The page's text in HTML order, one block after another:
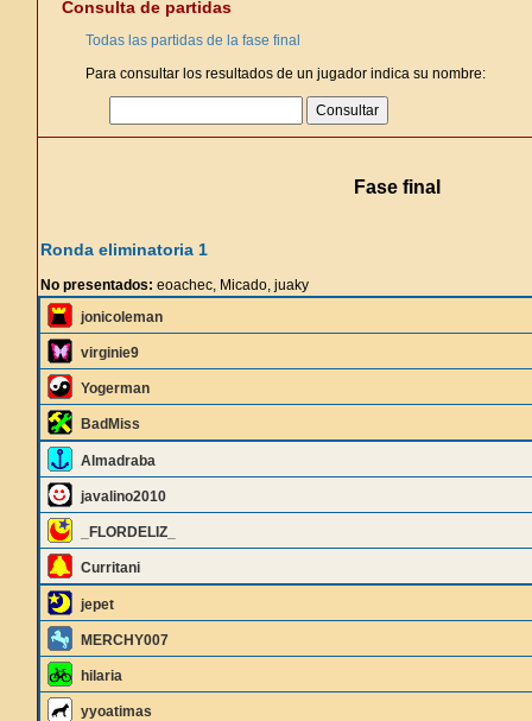
Consulta de partidas
Todas las partidas de la fase final
Para consultar los resultados de un jugador indica su nombre:
Fase final
Ronda eliminatoria 1
No presentados: eoachec, Micado, juaky
jonicoleman
virginie9
Yogerman
BadMiss
Almadraba
javalino2010
_FLORDELIZ_
Curritani
jepet
MERCHY007
hilaria
yyoatimas